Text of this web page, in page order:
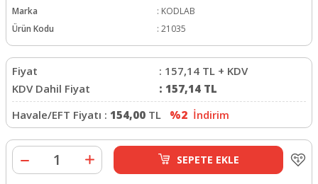
Marka : KODLAB
Ürün Kodu
: 21035
Fiyat : 157,14 TL + KDV
KDV Dahil Fiyat
: 157,14 TL
Havale/EFT Fiyatı : 154,00 TL %2 İndirim
SEPETE EKLE